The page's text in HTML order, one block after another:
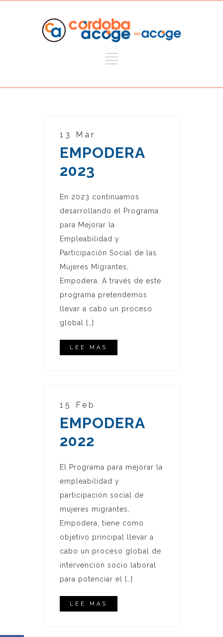
13 Mar
EMPODERA
2023
En 2023 continuamos
desarrollando el Programa
para Mejorar la
Empleabilidad y
Participación Social de las
Mujeres Migrantes,
Empodera. A través de este
programa pretendemos
llevar a cabo un proceso
global […]
LEE MAS
15 Feb
EMPODERA
2022
El Programa para mejorar la
empleabilidad y
participación social de
mujeres migrantes,
Empodera, tiene como
objetivo principal llevar a
cabo un proceso global de
intervención socio laboral
para potenciar el […]
LEE MAS